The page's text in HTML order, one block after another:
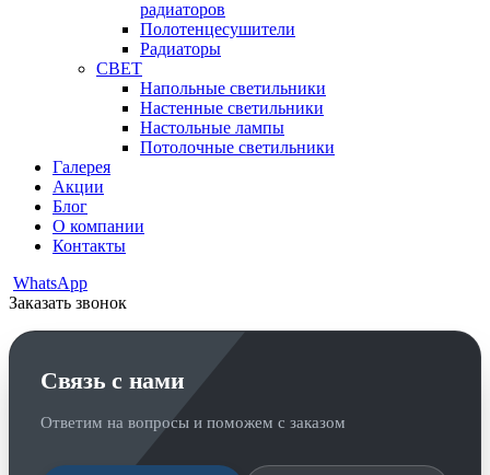
радиаторов
Полотенцесушители
Радиаторы
СВЕТ
Напольные светильники
Настенные светильники
Настольные лампы
Потолочные светильники
Галерея
Акции
Блог
О компании
Контакты
WhatsApp
Заказать звонок
Связь с нами
Ответим на вопросы и поможем с заказом